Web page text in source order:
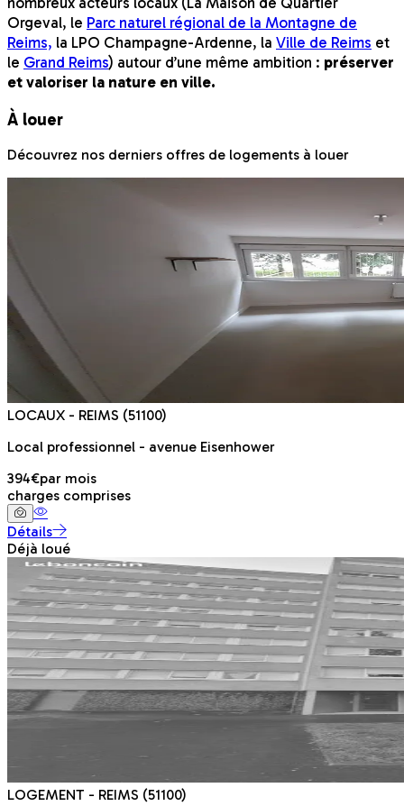
Orgeval, le Parc naturel régional de la Montagne de
Reims, la LPO Champagne-Ardenne, la Ville de Reims et
le Grand Reims) autour d’une même ambition : préserver
et valoriser la nature en ville.
À louer
Découvrez nos derniers offres de logements à louer
LOCAUX - REIMS (51100)
Local professionnel - avenue Eisenhower
394€par mois
charges comprises
Détails
Déjà loué
LOGEMENT - REIMS (51100)